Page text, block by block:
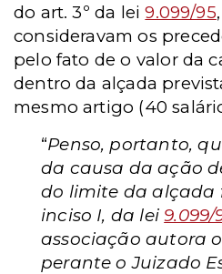
do art. 3º da lei9.099/95
consideravam os
pelo fato de o valor da
dentro da alçada
mesmo artigo (40
“Penso, portanto,
da causa da ação
do limite da alçada
inciso I, da lei9.099/
associação autora
perante o Juizado